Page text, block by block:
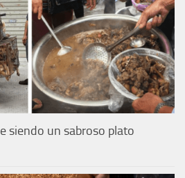
siendo un sabroso plato